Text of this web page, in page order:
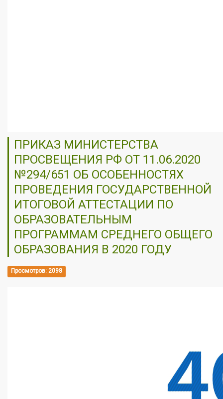
ПРИКАЗ МИНИСТЕРСТВА
ПРОСВЕЩЕНИЯ РФ ОТ 11.06.2020
№294/651 ОБ ОСОБЕННОСТЯХ
ПРОВЕДЕНИЯ ГОСУДАРСТВЕННОЙ
ИТОГОВОЙ АТТЕСТАЦИИ ПО
ОБРАЗОВАТЕЛЬНЫМ
ПРОГРАММАМ СРЕДНЕГО ОБЩЕГО
ОБРАЗОВАНИЯ В 2020 ГОДУ
Просмотров: 2098